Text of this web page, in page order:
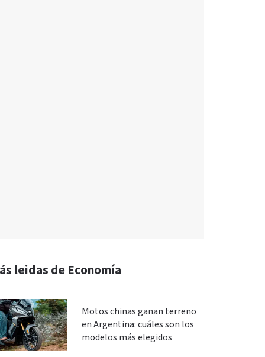
leidas de Economía
Motos chinas ganan terreno
en Argentina: cuáles son los
modelos más elegidos